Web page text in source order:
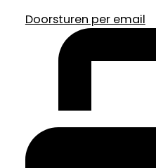
Doorsturen per email